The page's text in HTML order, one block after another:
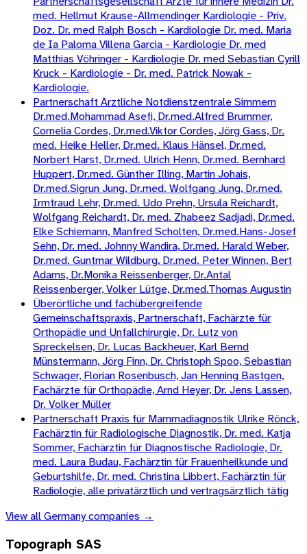
med. Hellmut Krause-Allmendinger Kardiologie - Priv.
Doz. Dr. med Ralph Bosch - Kardiologie Dr. med. Maria
de Ia Paloma Villena Garcia - Kardiologie Dr. med
Matthias Vöhringer - Kardiologie Dr. med Sebastian Cyrill
Kruck - Kardiologie - Dr. med. Patrick Nowak -
Kardiologie.
Partnerschaft Ärztliche Notdienstzentrale Simmern
Dr.med.Mohammad Asefi, Dr.med.Alfred Brummer,
Cornelia Cordes, Dr.med.Viktor Cordes, Jörg Gass, Dr.
med. Heike Heller, Dr.med. Klaus Hänsel, Dr.med.
Norbert Harst, Dr.med. Ulrich Henn, Dr.med. Bernhard
Huppert, Dr.med. Günther Illing, Martin Johais,
Dr.med.Sigrun Jung, Dr.med. Wolfgang Jung, Dr.med.
Irmtraud Lehr, Dr.med. Udo Prehn, Ursula Reichardt,
Wolfgang Reichardt, Dr. med. Zhabeez Sadjadi, Dr.med.
Elke Schiemann, Manfred Scholten, Dr.med.Hans-Josef
Sehn, Dr. med. Johnny Wandira, Dr.med. Harald Weber,
Dr.med. Guntmar Wildburg, Dr.med. Peter Winnen, Bert
Adams, Dr.Monika Reissenberger, Dr.Antal
Reissenberger, Volker Lütge, Dr.med.Thomas Augustin
Überörtliche und fachübergreifende
Gemeinschaftspraxis, Partnerschaft, Fachärzte für
Orthopädie und Unfallchirurgie, Dr. Lutz von
Spreckelsen, Dr. Lucas Backheuer, Karl Bernd
Münstermann, Jörg Finn, Dr. Christoph Spoo, Sebastian
Schwager, Florian Rosenbusch, Jan Henning Bastgen,
Fachärzte für Orthopädie, Arnd Heyer, Dr. Jens Lassen,
Dr. Volker Müller
Partnerschaft Praxis für Mammadiagnostik Ulrike Rönck,
Fachärztin für Radiologische Diagnostik, Dr. med. Katja
Sommer, Fachärztin für Diagnostische Radiologie, Dr.
med. Laura Budau, Fachärztin für Frauenheilkunde und
Geburtshilfe, Dr. med. Christina Libbert, Fachärztin für
Radiologie, alle privatärztlich und vertragsärztlich tätig
View allGermanycompanies →
Topograph SAS